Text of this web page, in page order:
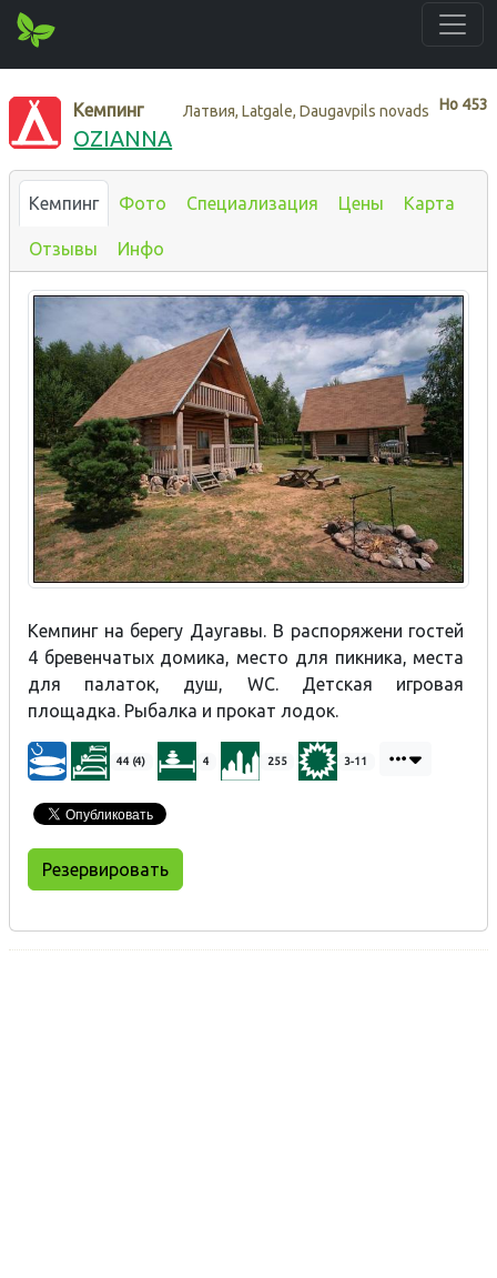
Нo 453
Кемпинг Латвия, Latgale, Daugavpils novads
OZIANNA
Кемпинг Фото Специализация Цены Карта
Отзывы Инфо
Кемпинг на берегу Даугавы. В распоряжени гостей
4 бревенчатых домика, место для пикника, места
для палаток, душ, WC. Детская игровая
площадка. Рыбалка и прокат лодок.
44 (4) 4 255 3-11
Резервировать